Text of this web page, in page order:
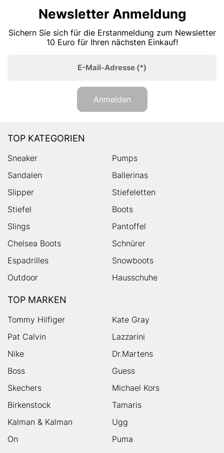
Newsletter Anmeldung
Sichern Sie sich für die Erstanmeldung zum Newsletter
10 Euro für Ihren nächsten Einkauf!
E-Mail-Adresse (*)
Anmelden
TOP KATEGORIEN
Sneaker
Pumps
Sandalen
Ballerinas
Slipper
Stiefeletten
Stiefel
Boots
Slings
Pantoffel
Chelsea Boots
Schnürer
Espadrilles
Snowboots
Outdoor
Hausschuhe
TOP MARKEN
Tommy Hilfiger
Kate Gray
Pat Calvin
Lazzarini
Nike
Dr.Martens
Boss
Guess
Skechers
Michael Kors
Birkenstock
Tamaris
Kalman & Kalman
Ugg
On
Puma